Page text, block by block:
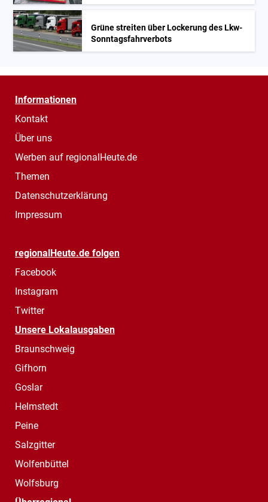
Grüne streiten über Lockerung des Lkw-
Sonntagsfahrverbots
Informationen
Kontakt
Über uns
Werben auf regionalHeute.de
Themen
Datenschutzerklärung
Impressum
regionalHeute.de folgen
Facebook
Instagram
Twitter
Unsere Lokalausgaben
Braunschweig
Gifhorn
Goslar
Helmstedt
Peine
Salzgitter
Wolfenbüttel
Wolfsburg